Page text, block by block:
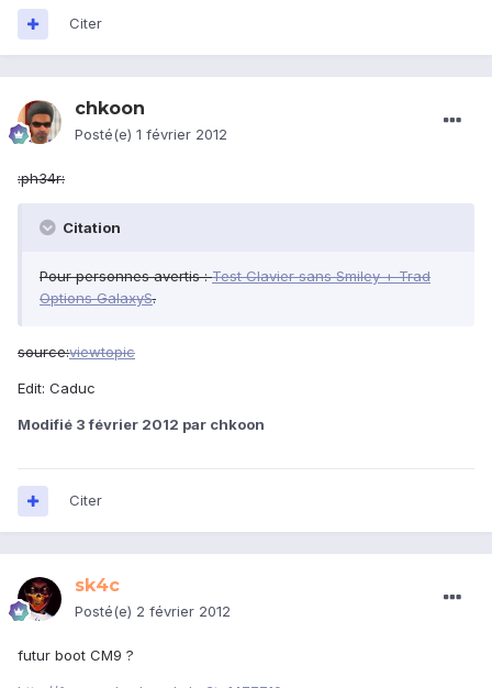
Citer
chkoon
Posté(e) 1 février 2012
:ph34r:
Citation
Pour personnes avertis :Test Clavier sans Smiley + Trad
Options GalaxyS.
source:viewtopic
Edit: Caduc
Modifié 3 février 2012 par chkoon
Citer
sk4c
Posté(e) 2 février 2012
futur boot CM9 ?